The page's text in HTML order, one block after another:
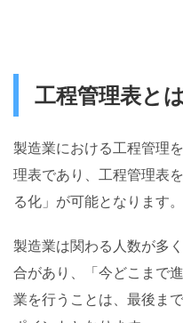
工程管理表とは
製造業における工程管理
理表であり、工程管理表
る化」が可能となります。
製造業は関わる人数が多
合があり、「今どこまで
業を行うことは、最後ま